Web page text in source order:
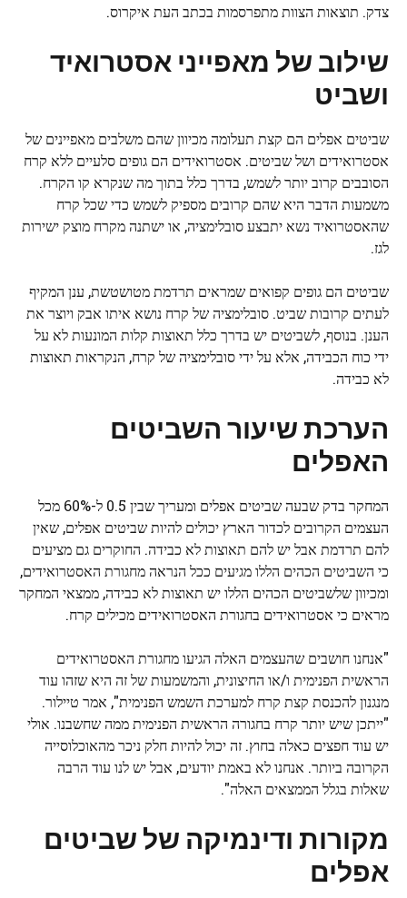
צדק. תוצאות הצוות מתפרסמות בכתב העת איקרוס.
שילוב של מאפייני אסטרואיד
ושביט
שביטים אפלים הם קצת תעלומה מכיוון שהם משלבים מאפיינים של
אסטרואידים ושל שביטים. אסטרואידים הם גופים סלעיים ללא קרח
הסובבים קרוב יותר לשמש, בדרך כלל בתוך מה שנקרא קו הקרח.
משמעות הדבר היא שהם קרובים מספיק לשמש כדי שכל קרח
שהאסטרואיד נשא יתבצע סובלימציה, או ישתנה מקרח מוצק ישירות
לגז.
שביטים הם גופים קפואים שמראים תרדמת מטושטשת, ענן המקיף
לעתים קרובות שביט. סובלימציה של קרח נושא איתו אבק ויוצר את
הענן. בנוסף, לשביטים יש בדרך כלל תאוצות קלות המונעות לא על
ידי כוח הכבידה, אלא על ידי סובלימציה של קרח, הנקראות תאוצות
לא כבידה.
הערכת שיעור השביטים
האפלים
המחקר בדק שבעה שביטים אפלים ומעריך שבין 0.5 ל-60% מכל
העצמים הקרובים לכדור הארץ יכולים להיות שביטים אפלים, שאין
להם תרדמת אבל יש להם תאוצות לא כבידה. החוקרים גם מציעים
כי השביטים הכהים הללו מגיעים ככל הנראה מחגורת האסטרואידים,
ומכיוון שלשביטים הכהים הללו יש תאוצות לא כבידה, ממצאי המחקר
מראים כי אסטרואידים בחגורת האסטרואידים מכילים קרח.
"אנחנו חושבים שהעצמים האלה הגיעו מחגורת האסטרואידים
הראשית הפנימית ו/או החיצונית, והמשמעות של זה היא שזהו עוד
מנגנון להכנסת קצת קרח למערכת השמש הפנימית", אמר טיילור.
"ייתכן שיש יותר קרח בחגורה הראשית הפנימית ממה שחשבנו. אולי
יש עוד חפצים כאלה בחוץ. זה יכול להיות חלק ניכר מהאוכלוסייה
הקרובה ביותר. אנחנו לא באמת יודעים, אבל יש לנו עוד הרבה
שאלות בגלל הממצאים האלה".
מקורות ודינמיקה של שביטים
אפלים